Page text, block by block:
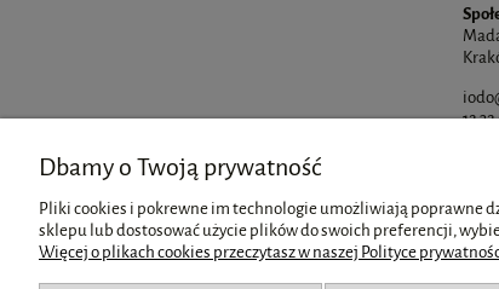
12
Pomoc Moje konto
Dbamy o Twoją prywatność
Pliki cookies i pokrewne im technologie umożliwiają poprawne
sklepu lub dostosować użycie plików do swoich preferencji,
Więcej o plikach cookies przeczytasz w naszej Polityce